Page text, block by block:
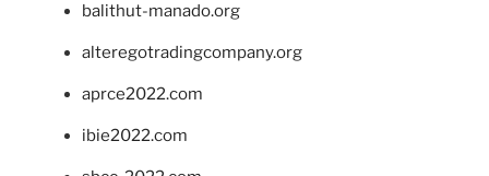
balithut-manado.org
alteregotradingcompany.org
aprce2022.com
ibie2022.com